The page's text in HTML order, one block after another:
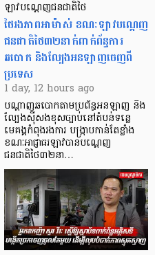
ឡាវបណ្តេញជនជាតិថៃ
ថៃរងភាពអាម៉ាស់ ខណៈឡាវបណ្តេញ
ជនជាតិថៃ៣២នាក់ពាក់ព័ន្ធការ
ឆបោក និងល្បែងអនឡាញចេញពី
ប្រទេស
1 day, 12 hours ago
បណ្តាញឆបោកតាមប្រព័ន្ធអនឡាញ និង
ល្បែងស៊ីសងខុសច្បាប់នៅតំបន់ទន្លេ
មេគង្គកំពុងរងការ បង្ក្រាប​កាន់តែខ្លាំង
ខណៈអាជ្ញាធរឡាវបានបណ្តេញ
ជនជាតិថៃ៣២នា…